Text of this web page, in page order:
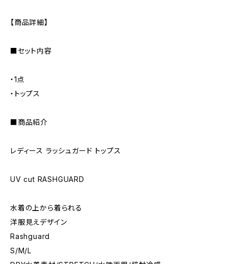
【商品詳細】
■セット内容
・1点
・トップス
■商品紹介
レディース ラッシュガード トップス
UV cut RASHGUARD
水着の上から着られる
洋服見えデザイン
Rashguard
S/M/L